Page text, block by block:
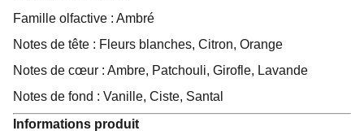
Famille olfactive : Ambré
Notes de tête : Fleurs blanches, Citron, Orange
Notes de cœur : Ambre, Patchouli, Girofle, Lavande
Notes de fond : Vanille, Ciste, Santal
Informations produit